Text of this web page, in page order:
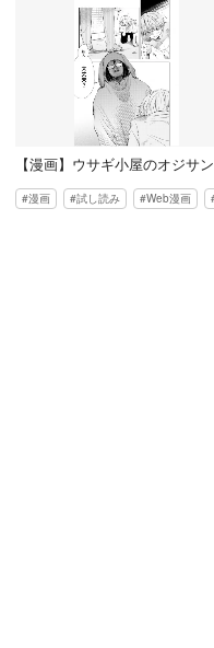
【漫画】ウサギ小屋のオジサン
漫画 試し読み Web漫画